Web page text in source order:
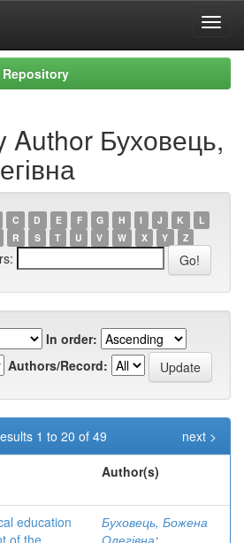
Author Буховець,
C D E F G H I J K
L
R S T U V W X Y Z
In order:
Authors/Record:
1 to 20 of 49
next >
Author(s)
education
of the
Буховець, Божена
Олегівна;